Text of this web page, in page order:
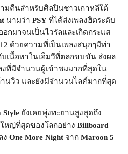
ามคืนสำหรับศิลปินชาวเกาหลีใต้
นามว่าPSY ที่ได้ส่งเพลงฮิตระดับ
อกมาจนเป็นไวรัลและเกิดกระแส
ด้วยความที่เป็นเพลงสนุกๆมีท่า
เนื้อหาในเอ็มวีที่ตลกขบขัน ส่งผล
งที่มีจำนวนผู้เข้าชมมากที่สุดใน
นวิว และยังมีจำนวนไลค์มากที่สุด
Style ยังเคยพุ่งทะยานสูงสุดถึง
หญ่ที่สุดของโลกอย่างBillboard
งOne More Night จากMaroon 5